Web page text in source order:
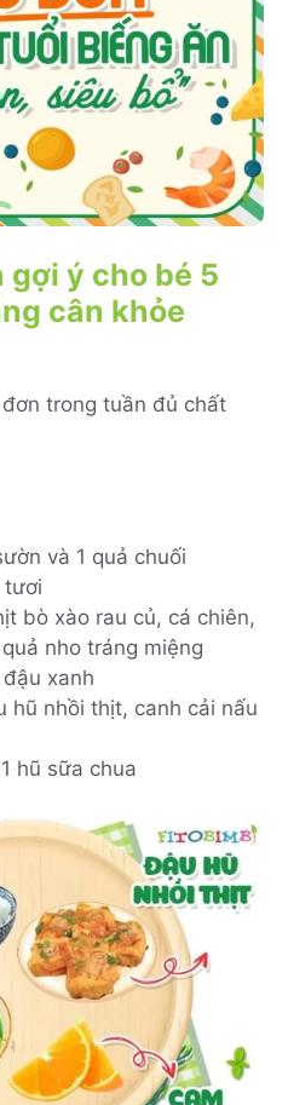
ý cho bé 5
cân khỏe
trong tuần đủ chất
và 1 quả chuối
tươi
bò xào rau củ, cá chiên,
nho tráng miệng
xanh
hũ nhồi thịt, canh cải nấu
hũ sữa chua